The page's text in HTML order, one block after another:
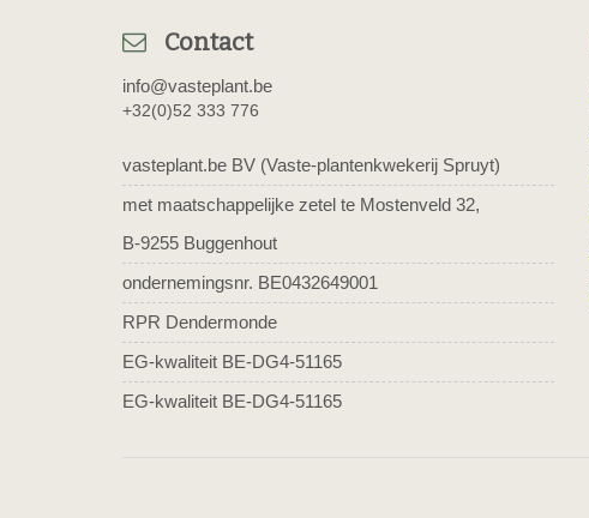
Contact
info@vasteplant.be
+32(0)52 333 776
vasteplant.be BV (Vaste-plantenkwekerij Spruyt)
met maatschappelijke zetel te Mostenveld 32,
B-9255 Buggenhout
ondernemingsnr. BE0432649001
RPR Dendermonde
EG-kwaliteit BE-DG4-51165
EG-kwaliteit BE-DG4-51165